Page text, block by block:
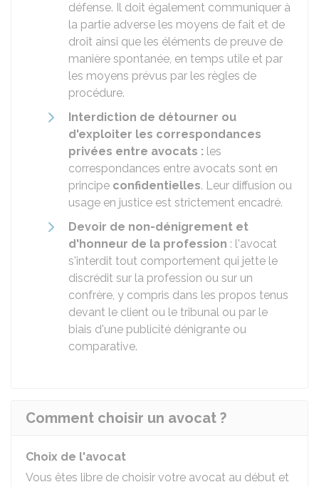
défense. Il doit également communiquer à
la partie adverse les moyens de fait et de
droit ainsi que les éléments de preuve de
manière spontanée, en temps utile et par
les moyens prévus par les règles de
procédure.
Interdiction de détourner ou
d'exploiter les correspondances
privées entre avocats : les
correspondances entre avocats sont en
principe confidentielles. Leur diffusion ou
usage en justice est strictement encadré.
Devoir de non-dénigrement et
d'honneur de la profession : l'avocat
s'interdit tout comportement qui jette le
discrédit sur la profession ou sur un
confrère, y compris dans les propos tenus
devant le client ou le tribunal ou par le
biais d'une publicité dénigrante ou
comparative.
Comment choisir un avocat ?
Choix de l'avocat
Vous êtes libre de choisir votre avocat au début et